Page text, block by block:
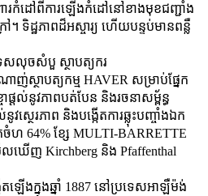
រកំដៅពីការឡើងកំដៅនៅខាងមុខជញ្ជាំង
ទិដ្ឋភាពដ៏អស្ចារ្យ ហើយបន្ទប់មានពន្លឺ
េសលុចសំបួ ស្ថាបត្យករ
ាញ់ស្ថាបត្យកម្ម HAVER សម្រាប់ផ្នែក
តល់នូវភាពបត់បែន និងរចនាសម្ព័ន្ធ
រភាព និងបង្កើតការឆ្លុះបញ្ចាំងឯក
ហ 64% ខ្សែ MULTI-BARRETTE
លឃើញ Kirchberg និង Pfaffenthal
តឡើងក្នុងឆ្នាំ 1887 នៅប្រទេសអាឡឺម៉ង់